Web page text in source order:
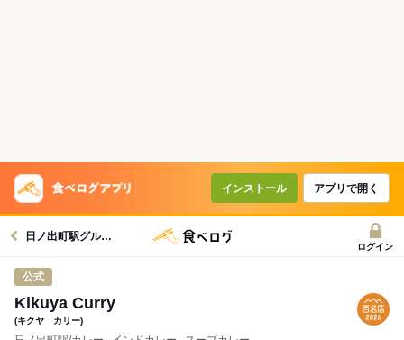
インストール アプリで開く
日ノ出町駅グルメへ
ログイン
公式
Kikuya Curry
(キクヤ カリー)